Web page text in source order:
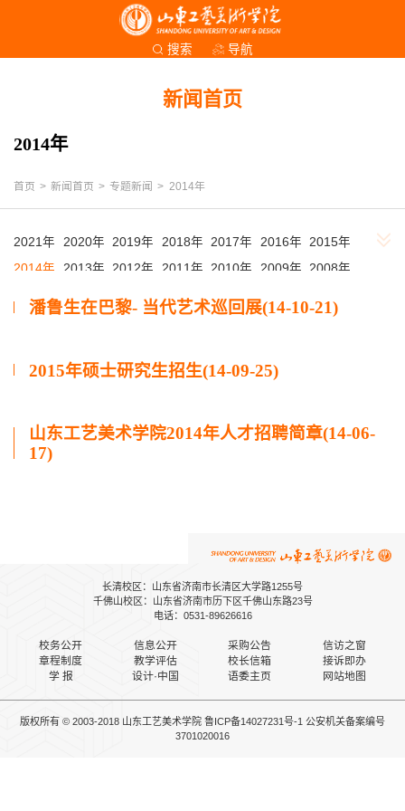
搜索 导航
新闻首页
2014年
首页 > 新闻首页 > 专题新闻 > 2014年
2021年 2020年 2019年 2018年 2017年 2016年 2015年
2014年
2013年 2012年 2011年 2010年 2009年
2008年
潘鲁生在巴黎- 当代艺术巡回展(14-10-21)
2015年硕士研究生招生(14-09-25)
山东工艺美术学院2014年人才招聘简章(14-06-
17)
长清校区：山东省济南市长清区大学路1255号
千佛山校区：山东省济南市历下区千佛山东路23号
电话：0531-89626616
校务公开 信息公开 采购公告
信访之窗
章程制度
教学评估 校长信箱
接诉即办
学 报
设计·中国 语委主页 网站地图
版权所有 © 2003-2018 山东工艺美术学院 鲁ICP备14027231号-1 公安机关备案编号
3701020016